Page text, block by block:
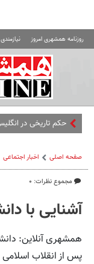
روزنامه همشهری امروز
حکم تاریخی در
صفحه اصلی اخبار اجتماعی
مجموع نظرات: ۰
آشنایی با
همشهری آنلاین:
پس از انقلاب اسلامی در سال ۱۳۶۱